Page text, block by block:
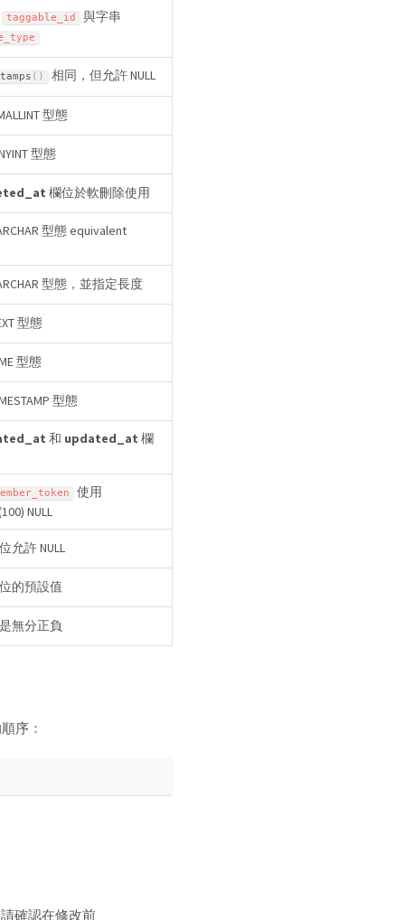
taggable_id 與字串
( ) 相同，但允許 NULL
型態
型態
欄位於軟刪除使用
型態 equivalent
型態，並指定長度
型態
型態
型態
和 updated_at 欄
使用
NULL
允許 NULL
的預設值
無分正負
序：
確認在修改前